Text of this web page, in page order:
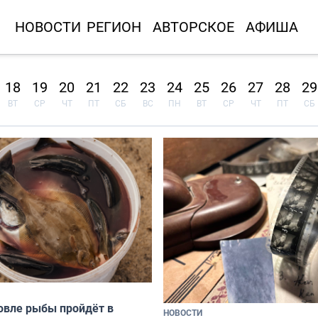
НОВОСТИ РЕГИОН АВТОРСКОЕ АФИША
18
ВТ
19
СР
20
ЧТ
21
ПТ
22
СБ
23
ВС
24
ПН
25
ВТ
26
СР
27
ЧТ
28
ПТ
29
СБ
рыбы пройдёт в
НОВОСТИ